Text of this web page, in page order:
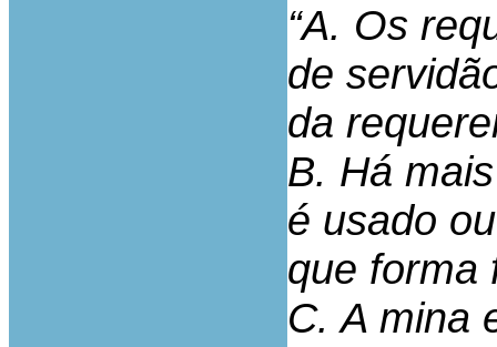
“A. Os
de
da
B. Há
é usado
que forma
C. A mina